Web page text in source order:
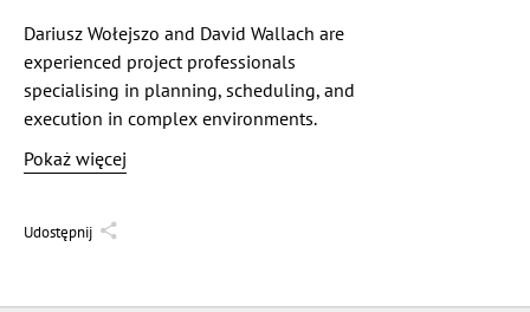
Dariusz Wołejszo and David Wallach are
experienced project professionals
specialising in planning, scheduling, and
execution in complex environments.
Drawing on years of practical experience,
they focus on bridging the gap between
developed the Critical Effort Method
Pokaż więcej
Udostępnij